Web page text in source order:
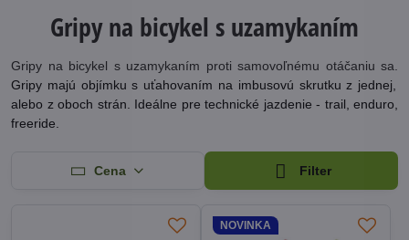
Gripy na bicykel s uzamykaním
Gripy na bicykel s uzamykaním proti samovoľnému otáčaniu sa.
Gripy majú objímku s uťahovaním na imbusovú skrutku z jednej,
alebo z oboch strán. Ideálne pre technické jazdenie - trail, enduro,
freeride.
Cena Filter
NOVINKA